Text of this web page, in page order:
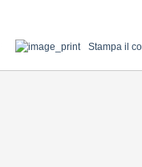
Stampa il